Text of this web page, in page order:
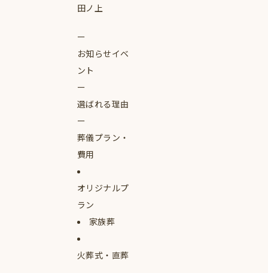
田ノ上
お知らせイベ
ント
選ばれる理由
葬儀プラン・
費用
オリジナルプ
ラン
家族葬
火葬式・直葬